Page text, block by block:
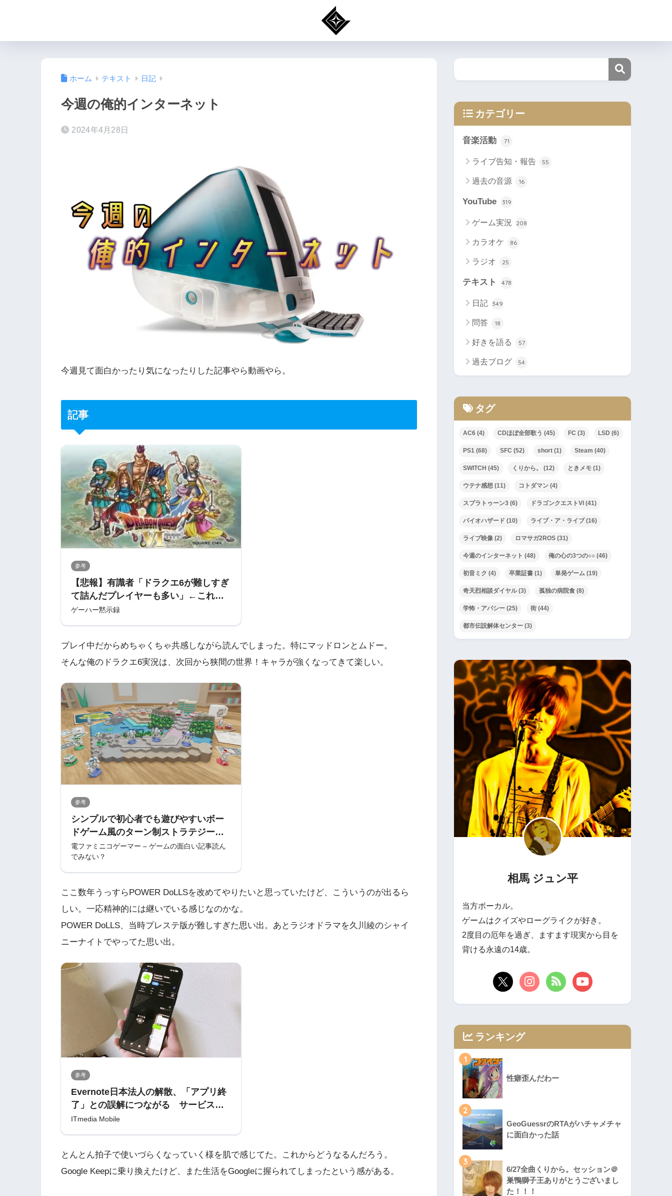
ホーム テキスト 日記
今週の俺的インターネット
2024年4月28日
今週見て面白かったり気になったりした記事やら動画やら。
記事
参考
【悲報】有識者「ドラクエ6が難しすぎ
て詰んだプレイヤーも多い」←これマ
ジ？ : ゲーハー黙示録
ゲーハー黙示録
プレイ中だからめちゃくちゃ共感しながら読んでしまった。特にマッドロンとムドー。
そんな俺のドラクエ6実況は、次回から狭間の世界！キャラが強くなってきて楽しい。
参考
シンプルで初心者でも遊びやすいボー
ドゲーム風のターン制ストラテジーゲ
ーム『ワンインチ タクティクス』発
表。戦術級SLGのやりごたえはそのま
まに、ボードゲームのような面白さを
電ファミニコゲーマー – ゲームの面白い記事読ん
でみない？
ここ数年うっすらPOWER DoLLSを改めてやりたいと思っていたけど、こういうのが出るら
しい。一応精神的には継いでいる感じなのかな。
POWER DoLLS、当時プレステ版が難しすぎた思い出。あとラジオドラマを久川綾のシャイ
ニーナイトでやってた思い出。
参考
Evernote日本法人の解散、「アプリ終
了」との誤解につながる サービス改
悪、告知不足がユーザー離れに拍車
ITmedia Mobile
とんとん拍子で使いづらくなっていく様を肌で感じてた。これからどうなるんだろう。
Google Keepに乗り換えたけど、また生活をGoogleに握られてしまったという感がある。
カテゴリー
音楽活動 71
ライブ告知・報告 55
過去の音源 16
YouTube 319
ゲーム実況 208
カラオケ 86
ラジオ 25
テキスト 478
日記 349
問答 18
好きを語る 57
過去ブログ 54
タグ
AC6 (4) CDほぼ全部歌う (45) FC (3) LSD (6)
PS1 (68) SFC (52) short (1) Steam (40)
SWITCH (45) くりから。 (12) ときメモ (1)
ウテナ感想 (11) コトダマン (4)
スプラトゥーン3 (6) ドラゴンクエストVI (41)
バイオハザード (10) ライブ・ア・ライブ(16)
ライブ映像 (2) ロマサガ2ROS (31)
今週のインターネット (48) 俺の心の3つの○○ (46)
初音ミク (4) 卒業証書 (1) 単発ゲーム (19)
奇天烈相談ダイヤル(3) 孤独の病院食 (8)
学怖・アパシー (25) 街 (44)
都市伝説解体センター (3)
相馬 ジュン平
当方ボーカル。
ゲームはクイズやローグライクが好き。
2度目の厄年を過ぎ、ますます現実から目を
背ける永遠の14歳。
ランキング
1
性癖歪んだわー
2
GeoGuessrのRTAがハチャメチャ
に面白かった話
3
6/27全曲くりから。セッション＠
巣鴨獅子王ありがとうございまし
た！！！